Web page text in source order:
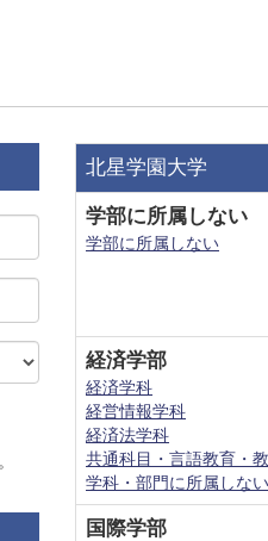
北星学園大学
学部に所属しない
学部に所属しない
経済学部
経済学科
経営情報学科
経済法学科
共通科目・言語教育・
学科・部門に所属しない
国際学部